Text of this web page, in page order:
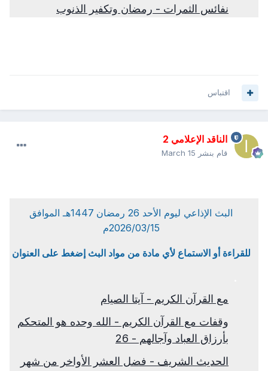
نفائس الثمرات - رمضان وتكفير الذنوب
اقتباس
الناقد الإعلامي 2
قام بنشر March 15
البث الإذاعي ليوم الأحد 26 رمضان 1447هـ الموافق
2026/03/15م
للقراءة أو الاستماع لأي مادة من مواد البث إضغط على العنوان
مع القرآن الكريم - آيتا الصيام
وقفات مع القرآن الكريم - الله وحده هو المتحكم
بأرزاق العباد وآجالهم - 26
الحديث الشريف - فضل العشر الأواخر من شهر